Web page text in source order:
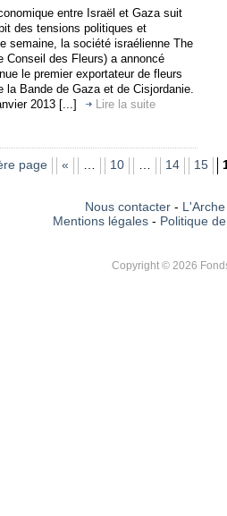
entre Israël et Gaza suit
des tensions politiques et
semaine, la société israélienne The
Conseil des Fleurs) a annoncé
le premier exportateur de fleurs
la Bande de Gaza et de Cisjordanie.
2013 [...]
Lire la suite
page « 10 14 15
Nous contacter-
Mentions légales - Politique
Copyright © 2026